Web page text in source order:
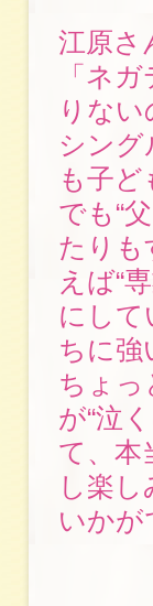
江原さ
「ネ
りな
シング
も子ど
でも“
たりも
えば“
にして
ちに強
ちょっ
が“泣
て、本
し楽
いかが